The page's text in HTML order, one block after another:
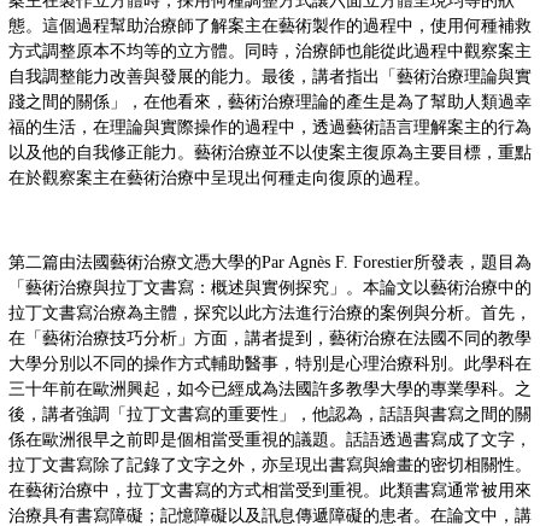
態。這個過程幫助治療師了解案主在藝術製作的過程中，使用何種補救
方式調整原本不均等的立方體。同時，治療師也能從此過程中觀察案主
自我調整能力改善與發展的能力。最後，講者指出「藝術治療理論與實
踐之間的關係」，在他看來，藝術治療理論的產生是為了幫助人類過幸
福的生活，在理論與實際操作的過程中，透過藝術語言理解案主的行為
以及他的自我修正能力。藝術治療並不以使案主復原為主要目標，重點
在於觀察案主在藝術治療中呈現出何種走向復原的過程。
第二篇由法國藝術治療文憑大學的Par Agnès F. Forestier所發表，題目為
「藝術治療與拉丁文書寫：概述與實例探究」。本論文以藝術治療中的
拉丁文書寫治療為主體，探究以此方法進行治療的案例與分析。首先，
在「藝術治療技巧分析」方面，講者提到，藝術治療在法國不同的教學
大學分別以不同的操作方式輔助醫事，特別是心理治療科別。此學科在
三十年前在歐洲興起，如今已經成為法國許多教學大學的專業學科。之
後，講者強調「拉丁文書寫的重要性」，他認為，話語與書寫之間的關
係在歐洲很早之前即是個相當受重視的議題。話語透過書寫成了文字，
拉丁文書寫除了記錄了文字之外，亦呈現出書寫與繪畫的密切相關性。
在藝術治療中，拉丁文書寫的方式相當受到重視。此類書寫通常被用來
治療具有書寫障礙；記憶障礙以及訊息傳遞障礙的患者。在論文中，講